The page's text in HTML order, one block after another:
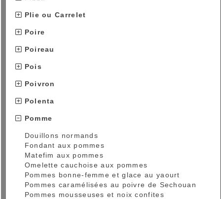
Plie ou Carrelet
Poire
Poireau
Pois
Poivron
Polenta
Pomme
Douillons normands
Fondant aux pommes
Matefim aux pommes
Omelette cauchoise aux pommes
Pommes bonne-femme et glace au yaourt
Pommes caramélisées au poivre de Sechouan
Pommes mousseuses et noix confites